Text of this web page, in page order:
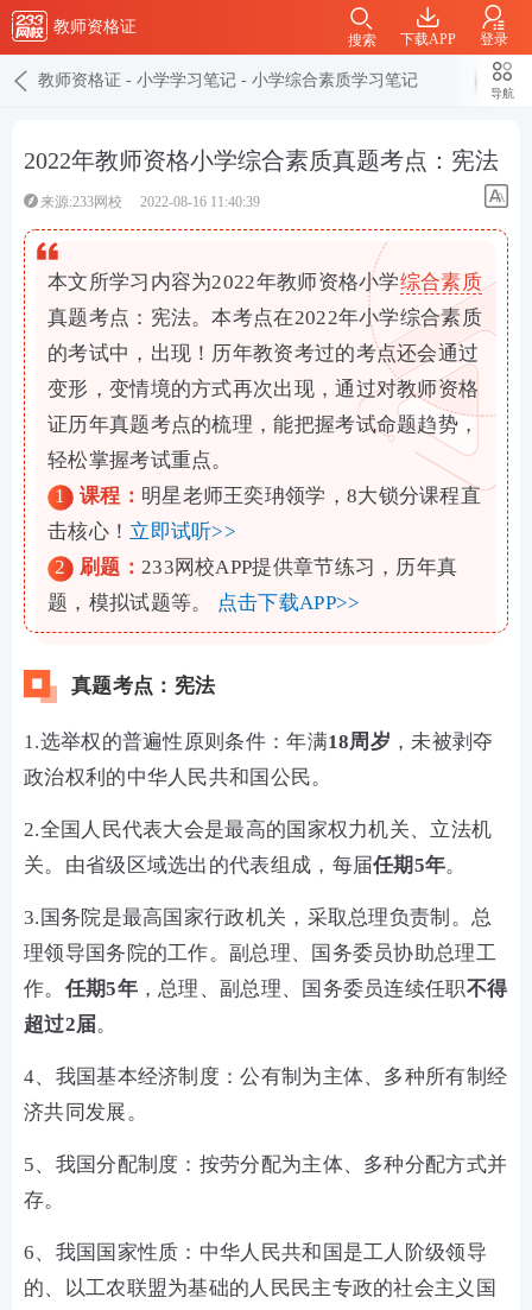
教师资格证
下载APP 登录
搜索
教师资格证 - 小学学习笔记 - 小学综合素质学习笔记
导航
2022年教师资格小学综合素质真题考点：宪法
来源:233网校 2022-08-16 11:40:39
本文所学习内容为2022年教师资格小学综合素质
真题考点：宪法。本考点在2022年小学综合素质
的考试中，出现！历年教资考过的考点还会通过
变形，变情境的方式再次出现，通过对教师资格
证历年真题考点的梳理，能把握考试命题趋势，
轻松掌握考试重点。
1
课程： 明星老师王奕珃领学，8大锁分课程直
击核心！ 立即试听>>
2
刷题： 233网校APP提供章节练习，历年真
题，模拟试题等。
点击下载APP>>
真题考点：宪法
1.选举权的普遍性原则条件：年满18周岁 ，未被剥夺
政治权利的中华人民共和国公民。
2.全国人民代表大会是最高的国家权力机关、立法机
关。由省级区域选出的代表组成，每届任期5年。
3.国务院是最高国家行政机关，采取总理负责制。总
理领导国务院的工作。副总理、国务委员协助总理工
作。 任期5年，总理、副总理、国务委员连续任职不得
超过2届。
4、我国基本经济制度：公有制为主体、多种所有制经
济共同发展。
5、我国分配制度：按劳分配为主体、多种分配方式并
存。
6、我国国家性质：中华人民共和国是工人阶级领导
的、以工农联盟为基础的人民民主专政的社会主义国